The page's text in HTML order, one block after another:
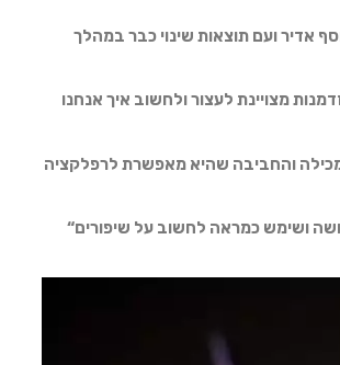
אדיר ועם תוצאות שינוי כבר במהלך
מצויינת לעצור ולחשוב איך אנחנו
והחביבה שהיא מאפשרת לרפלקציה
ושימש כמראה לחשוב על שיפורים“